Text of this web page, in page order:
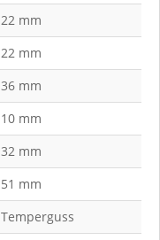
22 mm
22 mm
36 mm
10 mm
32 mm
51 mm
Temperguss